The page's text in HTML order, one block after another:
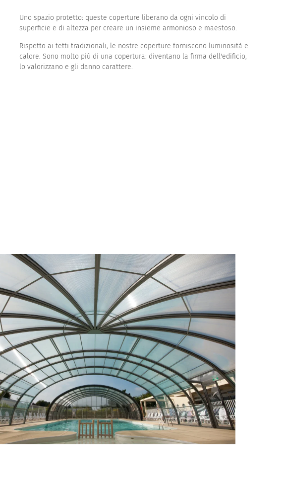
Uno spazio protetto: queste coperture liberano da ogni vincolo di
superficie e di altezza per creare un insieme armonioso e maestoso.
Rispetto ai tetti tradizionali, le nostre coperture forniscono luminosità e
calore. Sono molto più di una copertura: diventano la firma dell'edificio,
lo valorizzano e gli danno carattere.